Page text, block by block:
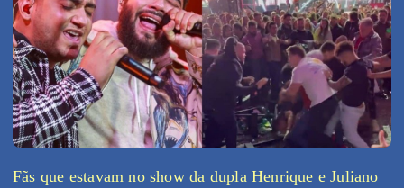
Fãs que estavam no show da dupla Henrique e Juliano